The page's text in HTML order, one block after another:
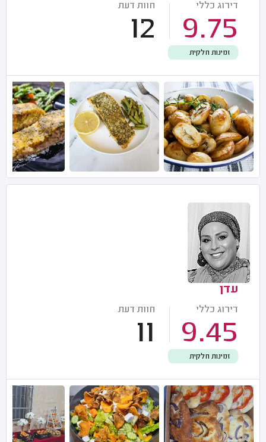
דירוג כללי
9.75
חוות דעת
12
זמינות חלקית
עדן
דירוג כללי
9.45
חוות דעת
11
זמינות חלקית